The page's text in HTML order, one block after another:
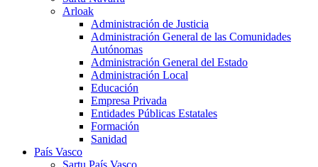
Arloak
Administración de Justicia
Administración General de las Comunidades
Autónomas
Administración General del Estado
Administración Local
Educación
Empresa Privada
Entidades Públicas Estatales
Formación
Sanidad
País Vasco